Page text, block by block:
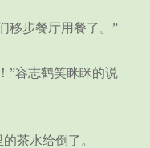
步餐厅用餐了。”
容志鹤笑眯眯的说
茶水给倒了。